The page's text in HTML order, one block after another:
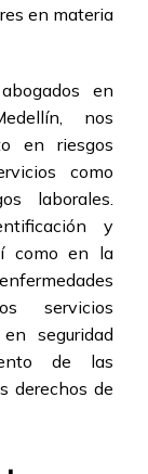
en materia
en
nos
en riesgos
como
laborales.
y
como en la
servicios
seguridad
de las
derechos de